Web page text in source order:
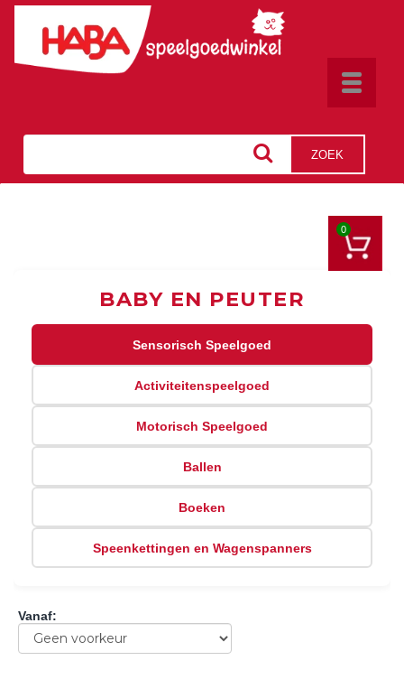
Toggle
ZOEK
0
BABY EN PEUTER
Sensorisch Speelgoed
Activiteitenspeelgoed
Motorisch Speelgoed
Ballen
Boeken
Speenkettingen en Wagenspanners
Vanaf: